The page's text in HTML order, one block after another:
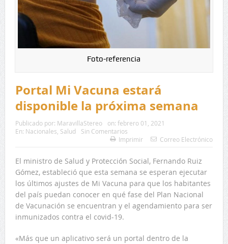
Foto-referencia
Portal Mi Vacuna estará
disponible la próxima semana
Publicado por: MaravillaStereo on: febrero 01, 2021
En: Nacionales Salud
Sin Comentarios
Imprimir
Correo Electrónico
El ministro de Salud y Protección Social, Fernando Ruiz
Gómez, estableció que esta semana se esperan ejecutar
los últimos ajustes de Mi Vacuna para que los habitantes
del país puedan conocer en qué fase del Plan Nacional
de Vacunación se encuentran y el agendamiento para ser
inmunizados contra el covid-19.
«Más que un aplicativo será un portal dentro de la